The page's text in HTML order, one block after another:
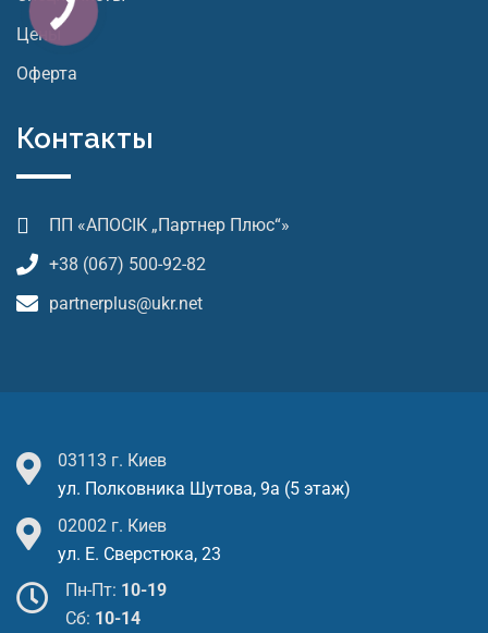
Цены
Оферта
Контакты
ПП «АПОСІК „Партнер Плюс“»
+38 (067) 500-92-82
partnerplus@ukr.net
03113 г. Киев
ул. Полковника Шутова, 9а (5 этаж)
02002 г. Киев
ул. Е. Сверстюка, 23
Пн-Пт: 10-19
Cб: 10-14